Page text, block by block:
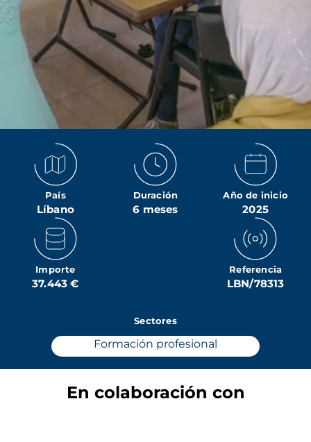
País
Líbano
Duración
6 meses
Año de inicio
2025
Importe
37.443 €
Referencia
LBN/78313
Sectores
Formación profesional
En colaboración con